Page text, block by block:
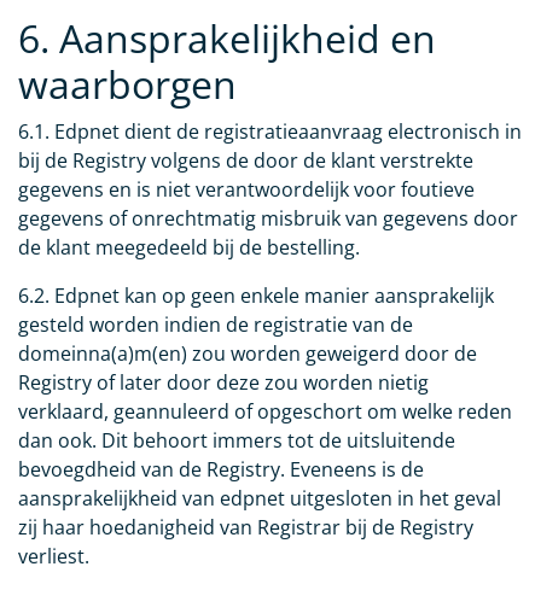
6. Aansprakelijkheid en
waarborgen
6.1. Edpnet dient de registratieaanvraag electronisch in
bij de Registry volgens de door de klant verstrekte
gegevens en is niet verantwoordelijk voor foutieve
gegevens of onrechtmatig misbruik van gegevens door
de klant meegedeeld bij de bestelling.
6.2. Edpnet kan op geen enkele manier aansprakelijk
gesteld worden indien de registratie van de
domeinna(a)m(en) zou worden geweigerd door de
Registry of later door deze zou worden nietig
verklaard, geannuleerd of opgeschort om welke reden
dan ook. Dit behoort immers tot de uitsluitende
bevoegdheid van de Registry. Eveneens is de
aansprakelijkheid van edpnet uitgesloten in het geval
zij haar hoedanigheid van Registrar bij de Registry
verliest.